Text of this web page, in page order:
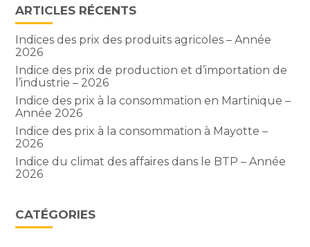
ARTICLES RÉCENTS
Indices des prix des produits agricoles – Année
2026
Indice des prix de production et d’importation de
l’industrie – 2026
Indice des prix à la consommation en Martinique –
Année 2026
Indice des prix à la consommation à Mayotte –
2026
Indice du climat des affaires dans le BTP – Année
2026
CATÉGORIES